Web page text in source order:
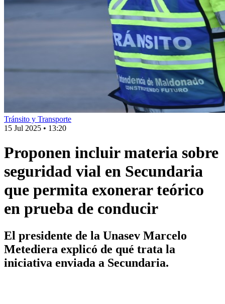
Tránsito y Transporte
15 Jul 2025 • 13:20
Proponen incluir materia sobre
seguridad vial en Secundaria
que permita exonerar teórico
en prueba de conducir
El presidente de la Unasev Marcelo
Metediera explicó de qué trata la
iniciativa enviada a Secundaria.